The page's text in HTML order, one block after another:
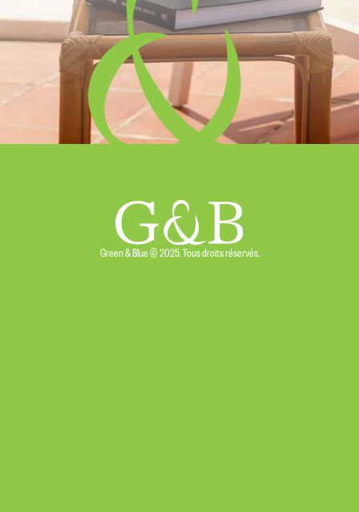
Green & Blue © 2025. Tous droits réservés.